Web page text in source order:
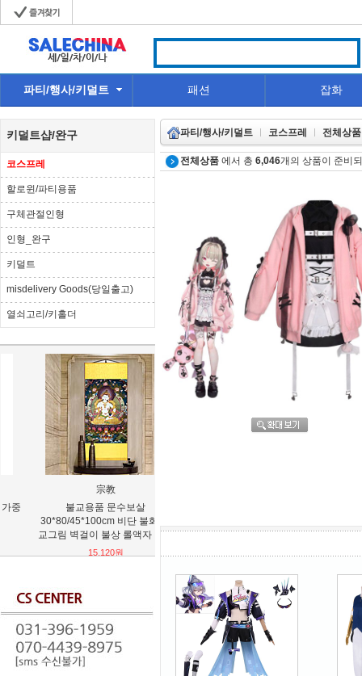
파티/행사/키덜트 패션 잡화
키덜트샵/완구
코스프레
할로윈/파티용품
구체관절인형
인형_완구
키덜트
misdelivery Goods(당일출고)
열쇠고리/키홀더
불교용품 문수보살
30*80/45*100cm 비단 불화 불
교그림 벽걸이 불상 롤액자 그림
15,120원
탱화 불교그림 원목 탁상액자
파티/행사/키덜트 코스프레 전체상품
전체상품 에서 총 6,046개의 상품이 준비